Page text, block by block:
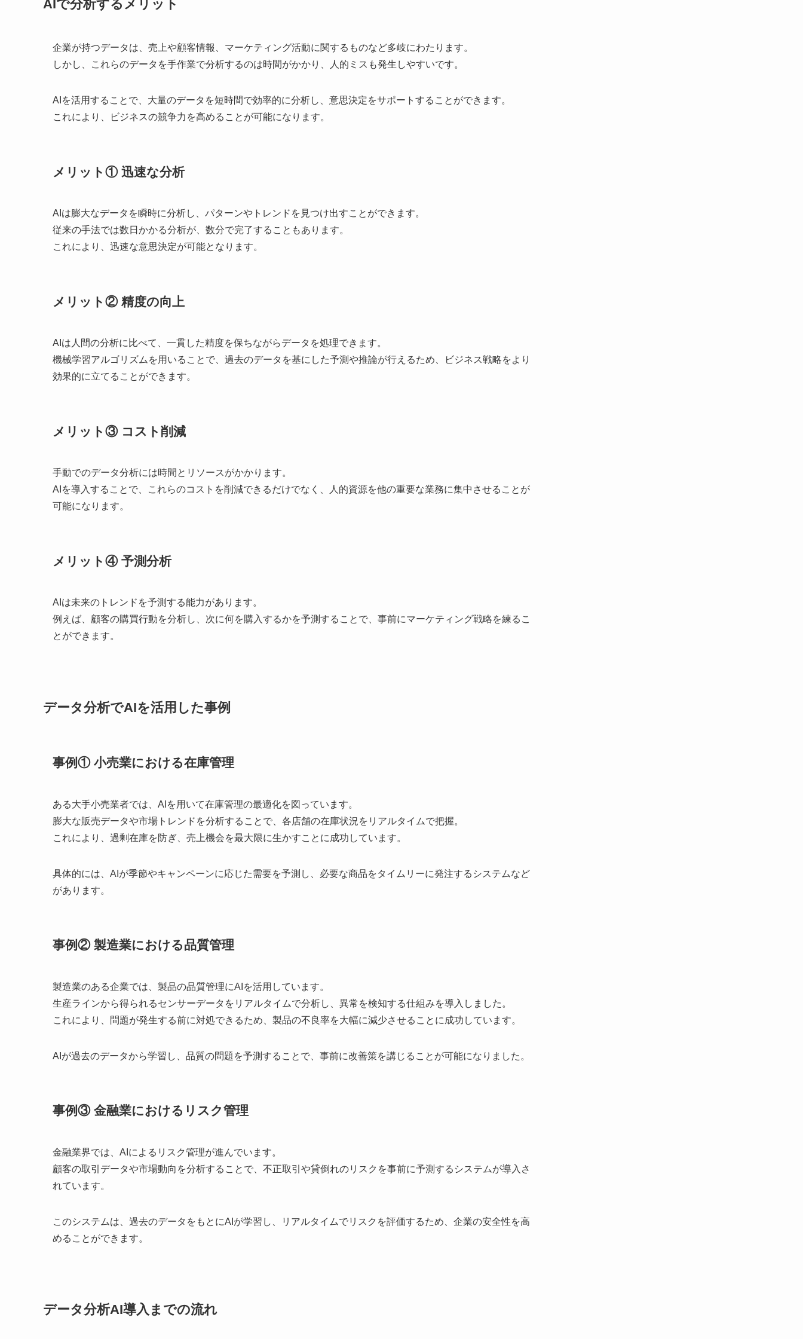
AIで分析するメリット
企業が持つデータは、売上や顧客情報、マーケティング活動に関するものなど多岐にわたります。
しかし、これらのデータを手作業で分析するのは時間がかかり、人的ミスも発生しやすいです。
AIを活用することで、大量のデータを短時間で効率的に分析し、意思決定をサポートすることができます。
これにより、ビジネスの競争力を高めることが可能になります。
メリット① 迅速な分析
AIは膨大なデータを瞬時に分析し、パターンやトレンドを見つけ出すことができます。
従来の手法では数日かかる分析が、数分で完了することもあります。
これにより、迅速な意思決定が可能となります。
メリット② 精度の向上
AIは人間の分析に比べて、一貫した精度を保ちながらデータを処理できます。
機械学習アルゴリズムを用いることで、過去のデータを基にした予測や推論が行えるため、ビジネス戦略をより
効果的に立てることができます。
メリット③ コスト削減
手動でのデータ分析には時間とリソースがかかります。
AIを導入することで、これらのコストを削減できるだけでなく、人的資源を他の重要な業務に集中させることが
可能になります。
メリット④ 予測分析
AIは未来のトレンドを予測する能力があります。
例えば、顧客の購買行動を分析し、次に何を購入するかを予測することで、事前にマーケティング戦略を練るこ
とができます。
データ分析でAIを活用した事例
事例① 小売業における在庫管理
ある大手小売業者では、AIを用いて在庫管理の最適化を図っています。
膨大な販売データや市場トレンドを分析することで、各店舗の在庫状況をリアルタイムで把握。
これにより、過剰在庫を防ぎ、売上機会を最大限に生かすことに成功しています。
具体的には、AIが季節やキャンペーンに応じた需要を予測し、必要な商品をタイムリーに発注するシステムなど
があります。
事例② 製造業における品質管理
製造業のある企業では、製品の品質管理にAIを活用しています。
生産ラインから得られるセンサーデータをリアルタイムで分析し、異常を検知する仕組みを導入しました。
これにより、問題が発生する前に対処できるため、製品の不良率を大幅に減少させることに成功しています。
AIが過去のデータから学習し、品質の問題を予測することで、事前に改善策を講じることが可能になりました。
事例③ 金融業におけるリスク管理
金融業界では、AIによるリスク管理が進んでいます。
顧客の取引データや市場動向を分析することで、不正取引や貸倒れのリスクを事前に予測するシステムが導入さ
れています。
このシステムは、過去のデータをもとにAIが学習し、リアルタイムでリスクを評価するため、企業の安全性を高
めることができます。
データ分析AI導入までの流れ